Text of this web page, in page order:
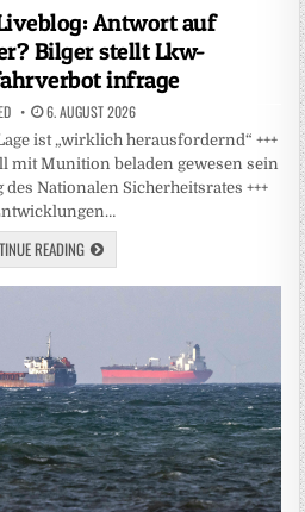
in
Antwort auf
Bilger stellt Lkw-
infrage
6. AUGUST 2026
ist „wirklich herausfordernd“ +++
mit Munition beladen gewesen sein
Nationalen Sicherheitsrates +++
READING